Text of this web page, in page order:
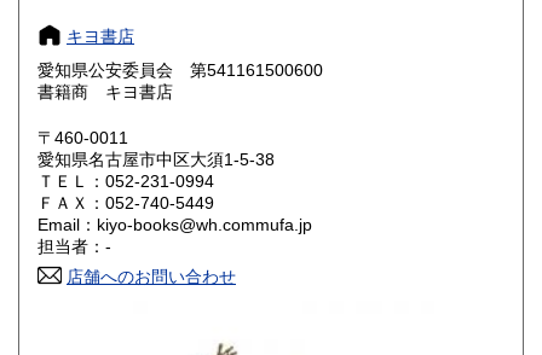
奈良県
鳥取県 600円 島根県
岡山県
山口県 600円
香川県 愛媛県
高知県 600円
600円
キヨ書店
愛知県公安委員会 第541161500600
書籍商 キヨ書店
〒460-0011
愛知県名古屋市中区大須1-5-38
ＴＥＬ：052-231-0994
ＦＡＸ：052-740-5449
Email：kiyo-books@wh.commufa.jp
担当者：-
店舗へのお問い合わせ